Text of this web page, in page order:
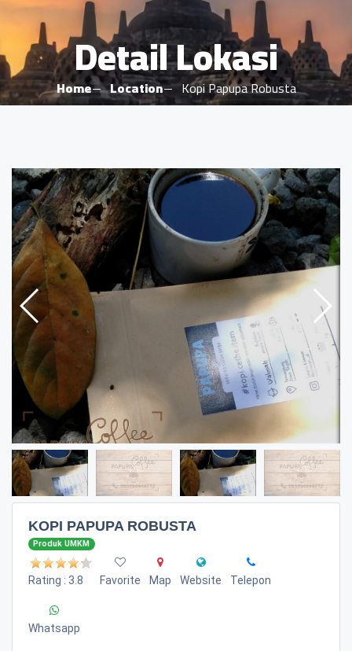
Detail Lokasi
Home Location Kopi Papupa Robusta
KOPI PAPUPA ROBUSTA
Produk UMKM
Rating : 3.8 Favorite Map Website Telepon
Whatsapp